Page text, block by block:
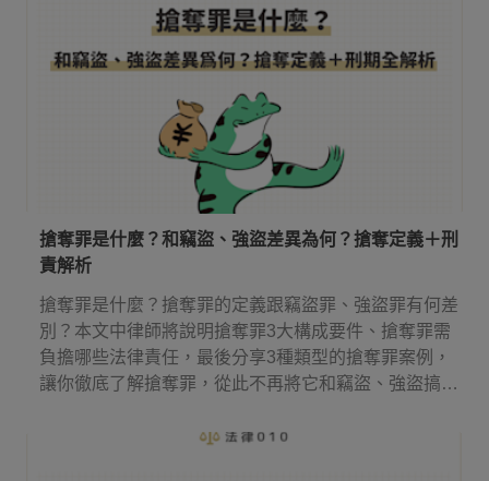
搶奪罪是什麼？和竊盜、強盜差異為何？搶奪定義＋刑
責解析
搶奪罪是什麼？搶奪罪的定義跟竊盜罪、強盜罪有何差
別？本文中律師將說明搶奪罪3大構成要件、搶奪罪需
負擔哪些法律責任，最後分享3種類型的搶奪罪案例，
讓你徹底了解搶奪罪，從此不再將它和竊盜、強盜搞